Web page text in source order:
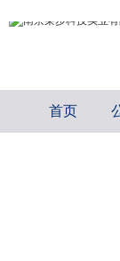
首页